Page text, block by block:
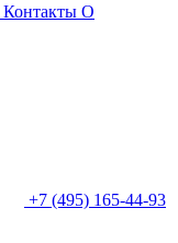
Контакты О
+7 (495) 165-44-93